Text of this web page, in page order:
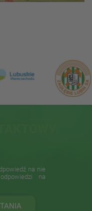
na nie
na